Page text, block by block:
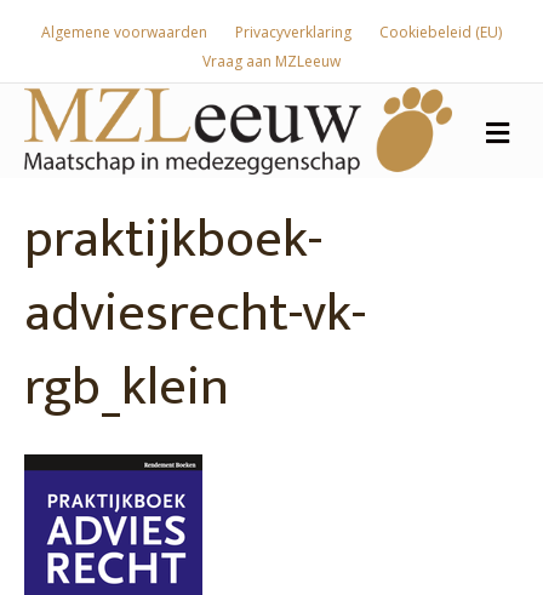
Algemene voorwaarden Privacyverklaring
Cookiebeleid (EU)
Vraag aan MZLeeuw
praktijkboek-
adviesrecht-vk-
rgb_klein